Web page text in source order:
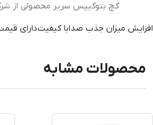
گچ بتوگیپس سریر محصولی از
افزایش میزان جذب صدابا کیفیتدارای
محصولات مشابه